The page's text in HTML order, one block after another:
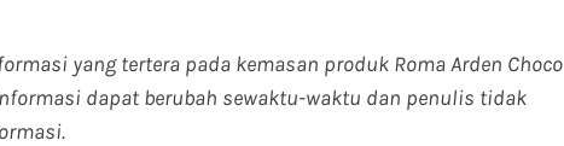
yang tertera pada kemasan produk Roma Arden Choco
dapat berubah sewaktu-waktu dan penulis tidak